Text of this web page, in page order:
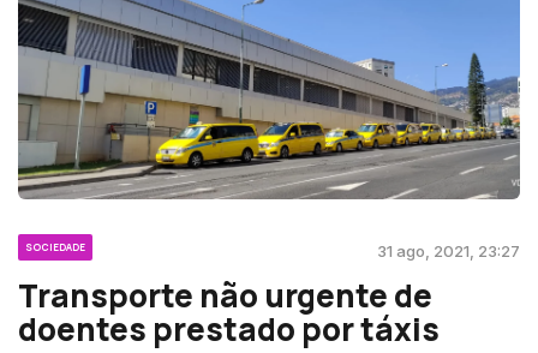
SOCIEDADE 31 ago, 2021, 23:27
Transporte não urgente de
doentes prestado por táxis